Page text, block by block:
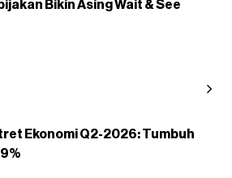
Bikin Asing Wait & See
Ekonomi Q2-2026: Tumbuh